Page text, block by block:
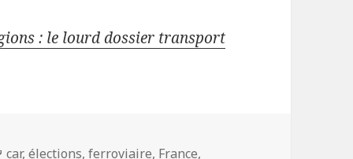
: le lourd dossier transport
Mots-
car,élections,ferroviaire, France,